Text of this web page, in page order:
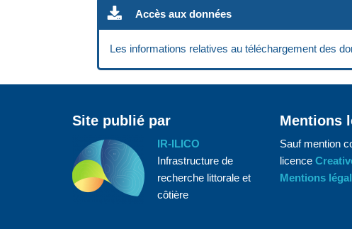
Accès aux données
Les informations relatives au téléchargement des
Site publié par
IR-ILICO
Infrastructure de
recherche littorale et
côtière
Mentions
Sauf mention
licence
Mentions